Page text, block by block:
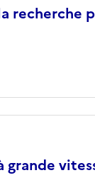
recherche
grande